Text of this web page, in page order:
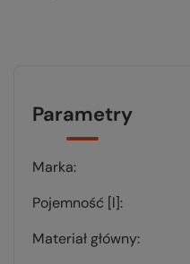
Parametry
Marka
Pojemność [l]
Materiał główny